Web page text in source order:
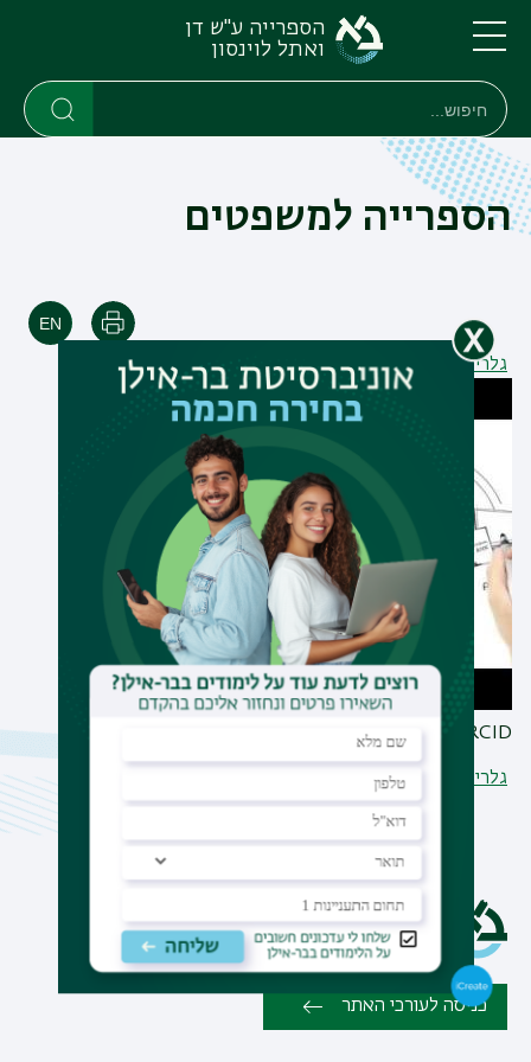
דילוג
לתוכן
העיקרי
דילוג
לתפריט
ניווט
הספרייה ע"ש דן
ואתל לוינסון
חיפוש
חיפוש
הספרייה למשפטים
הדפסה
גלריה - כל האלבומים
ORCID
גלריה - כל האלבומים
כניסה לעורכי האתר